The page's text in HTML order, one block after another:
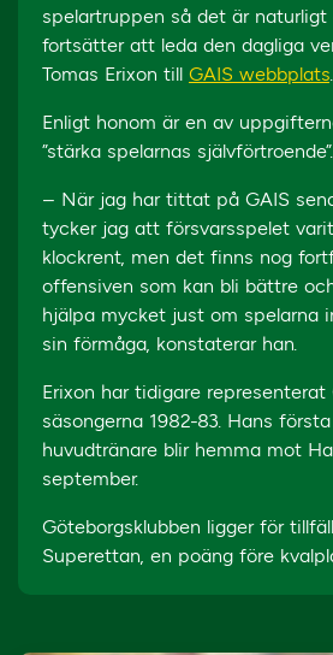
spelartruppen så det är
fortsätter att leda den dagliga
Tomas Erixon till GAIS webbplats.
Enligt honom är en av
”stärka spelarnas självförtroende”.
– När jag har tittat på GAIS
tycker jag att försvarsspelet
klockrent, men det finns nog
offensiven som kan bli bättre
hjälpa mycket just om spelarna
sin förmåga, konstaterar han.
Erixon har tidigare representerat
säsongerna 1982-83. Hans
huvudtränare blir hemma mot
september.
Göteborgsklubben ligger för
Superettan, en poäng före